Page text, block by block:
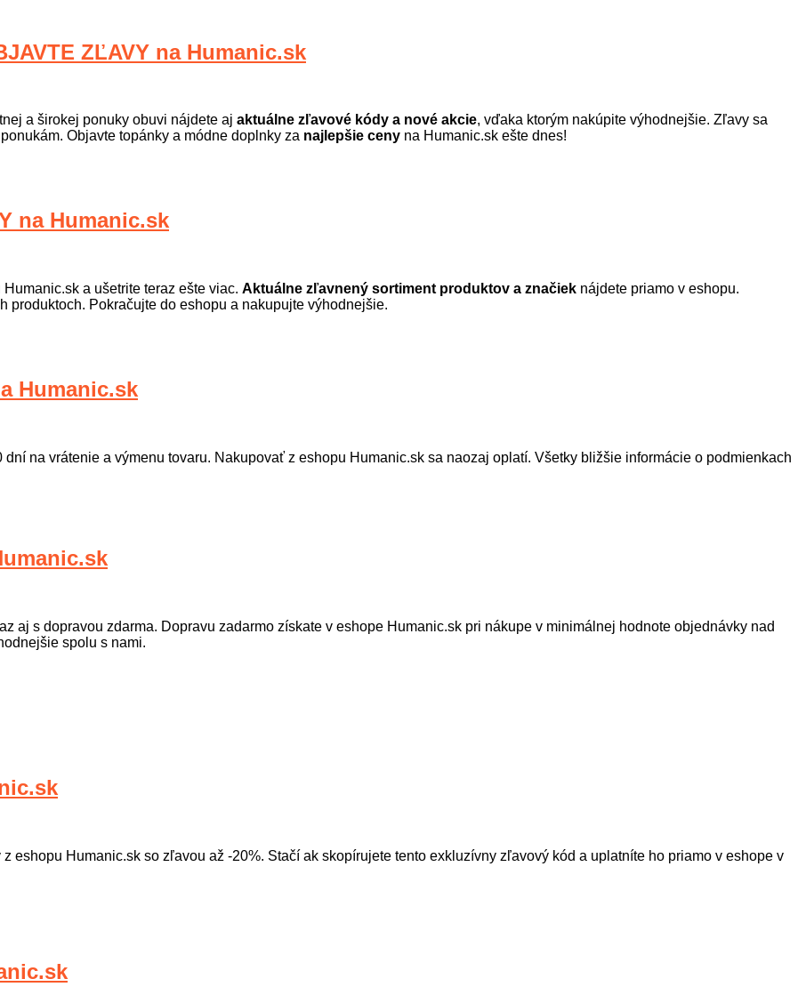
ZĽAVY na Humanic.sk
a širokej ponuky obuvi nájdete aj aktuálne zľavové kódy a nové akcie, vďaka ktorým nakúpite výhodnejšie. Zľavy sa
Objavte topánky a módne doplnky za najlepšie ceny na Humanic.sk ešte dnes!
na Humanic.sk
a ušetrite teraz ešte viac. Aktuálne zľavnený sortiment produktov a značiek nájdete priamo v eshopu.
produktoch. Pokračujte do eshopu a nakupujte výhodnejšie.
Humanic.sk
na vrátenie a výmenu tovaru. Nakupovať z eshopu Humanic.sk sa naozaj oplatí. Všetky bližšie informácie o podmienkach
aj s dopravou zdarma. Dopravu zadarmo získate v eshope Humanic.sk pri nákupe v minimálnej hodnote objednávky nad
spolu s nami.
eshopu Humanic.sk so zľavou až -20%. Stačí ak skopírujete tento exkluzívny zľavový kód a uplatníte ho priamo v eshope v